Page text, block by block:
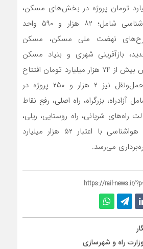
هزار میلیارد تومان پروژه در بخش‌های مسکن،
حمل و نقل و هواشناسی شامل؛ ۸۲ هزار و ۵۹۰ واحد
نهضت ملی مسکن، مسکن
بازآفرینی شهری و بنیاد مسکن
انقلاب اسلامی با ارزش بیش از ۷۴ هزار میلیارد تومان افتتاح
می‌شود. در بخش حمل‌ونقل نیز ۲ هزار و ۲۵۰ پروژه در
بزرگراه، راه اصلی، رفع نقاط
راه‌های شریانی، راه روستایی، ریلی،
فرودگاهی، دریایی و هواشناسی با اعتبار ۵۲ هزار میلیارد
می‌رسد.
https://rail-news.ir/
راه و شهرسازی